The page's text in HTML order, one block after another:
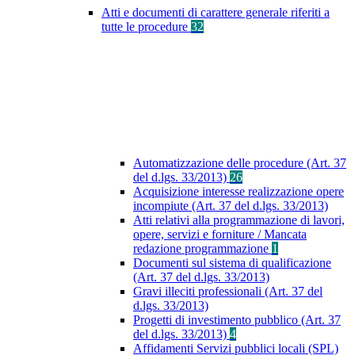
Atti e documenti di carattere generale riferiti a
tutte le procedure 32
Automatizzazione delle procedure (Art. 37
del d.lgs. 33/2013) 26
Acquisizione interesse realizzazione opere
incompiute (Art. 37 del d.lgs. 33/2013)
Atti relativi alla programmazione di lavori,
opere, servizi e forniture / Mancata
redazione programmazione 1
Documenti sul sistema di qualificazione
(Art. 37 del d.lgs. 33/2013)
Gravi illeciti professionali (Art. 37 del
d.lgs. 33/2013)
Progetti di investimento pubblico (Art. 37
del d.lgs. 33/2013) 4
Affidamenti Servizi pubblici locali (SPL)